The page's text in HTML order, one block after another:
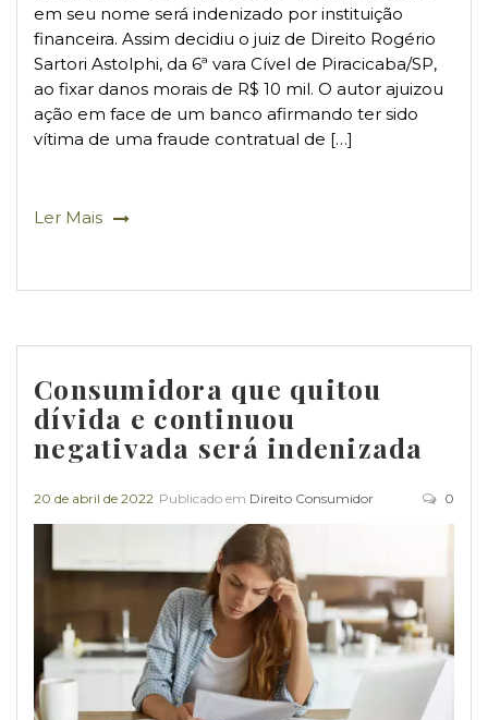
em seu nome será indenizado por instituição
financeira. Assim decidiu o juiz de Direito Rogério
Sartori Astolphi, da 6ª vara Cível de Piracicaba/SP,
ao fixar danos morais de R$ 10 mil. O autor ajuizou
ação em face de um banco afirmando ter sido
vítima de uma fraude contratual de […]
Ler Mais
Consumidora que quitou
dívida e continuou
negativada será indenizada
20 de abril de 2022 Publicado em Direito Consumidor 0